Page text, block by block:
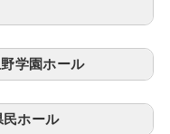
学園ホール
民ホール